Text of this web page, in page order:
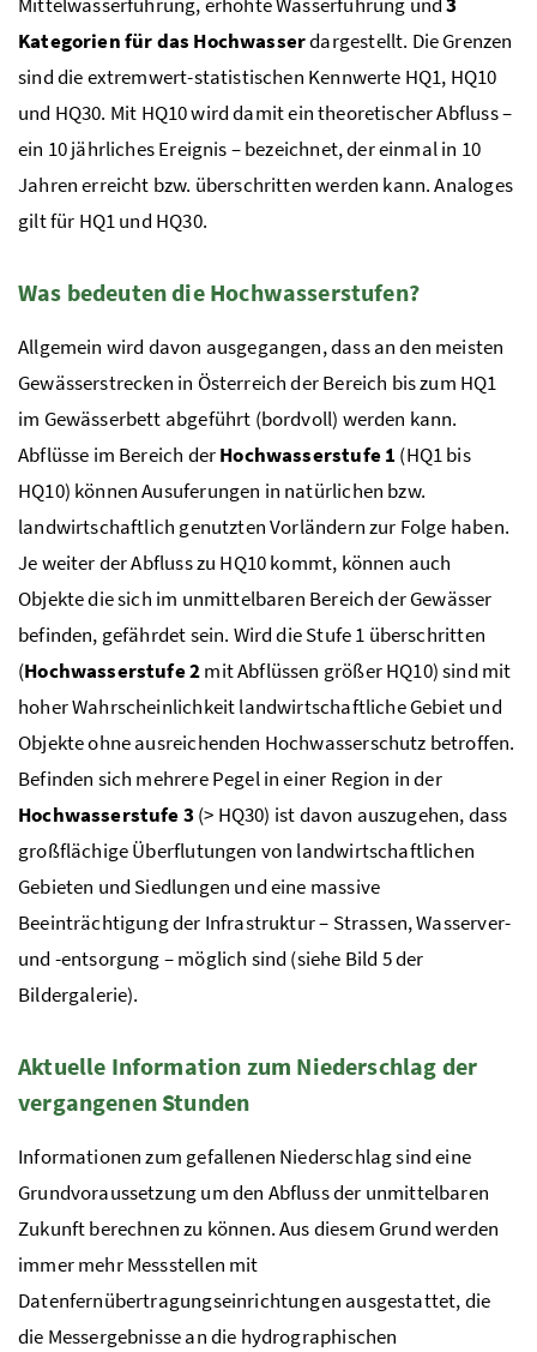
Kategorien für das Hochwasserdargestellt. Die Grenzen
sind die extremwert-statistischen Kennwerte HQ1, HQ10
und HQ30. Mit HQ10wird damit ein theoretischer Abfluss –
ein 10 jährliches Ereignis – bezeichnet, der einmal in 10
Jahren erreicht bzw. überschritten werden kann. Analoges
gilt für HQ1und HQ30.
Was bedeuten die Hochwasserstufen?
Allgemein wird davon ausgegangen, dass an den meisten
Gewässerstrecken in Österreich der Bereich bis zum HQ1
im Gewässerbett abgeführt (bordvoll) werden kann.
Abflüsse im Bereich derHochwasserstufe 1 (HQ1bis
HQ10) können Ausuferungen in natürlichen bzw.
landwirtschaftlich genutzten Vorländern zur Folge haben.
Je weiter der Abfluss zu HQ10kommt, können auch
Objekte die sich im unmittelbaren Bereich der Gewässer
befinden, gefährdet sein. Wird die Stufe 1 überschritten
(Hochwasserstufe 2mit Abflüssen größerHQ10) sind mit
hoher Wahrscheinlichkeit landwirtschaftliche Gebiet und
Objekte ohne ausreichenden Hochwasserschutz betroffen.
Befinden sich mehrere Pegel in einer Region in der
Hochwasserstufe 3(> HQ30) ist davon auszugehen, dass
großflächige Überflutungen von landwirtschaftlichen
Gebieten und Siedlungen und eine massive
Beeinträchtigung der Infrastruktur – Strassen, Wasserver-
und -entsorgung – möglich sind (siehe Bild 5 der
Bildergalerie).
Aktuelle Information zum Niederschlag der
vergangenen Stunden
Informationen zum gefallenen Niederschlag sind eine
Grundvoraussetzung um den Abfluss der unmittelbaren
Zukunft berechnen zu können. Aus diesem Grund werden
immer mehr Messstellen mit
Datenfernübertragungseinrichtungen ausgestattet, die
die Messergebnisse an die hydrographischen